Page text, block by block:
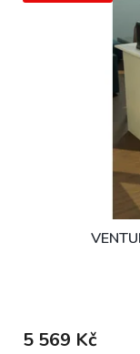
5 569 Kč